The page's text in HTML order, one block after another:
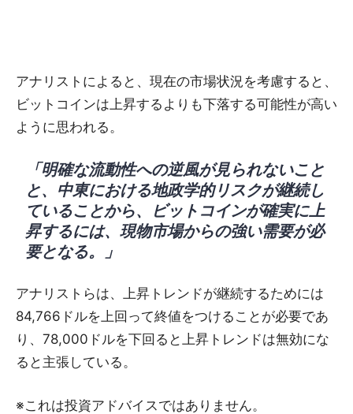
アナリストによると、現在の市場状況を考慮すると、
ビットコインは上昇するよりも下落する可能性が高い
ように思われる。
「明確な流動性への逆風が見られないこと
と、中東における地政学的リスクが継続し
ていることから、ビットコインが確実に上
昇するには、現物市場からの強い需要が必
要となる。」
アナリストらは、上昇トレンドが継続するためには
84,766ドルを上回って終値をつけることが必要であ
り、78,000ドルを下回ると上昇トレンドは無効にな
ると主張している。
※これは投資アドバイスではありません。